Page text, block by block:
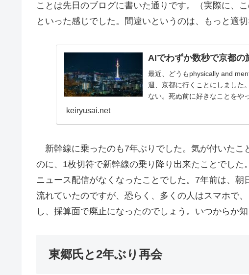
ことは先日のブログに書いた通りです。（実際に、
といった感じでした。間違いというのは、もっと適
AIでわずか数秒で京都の
最近、どうもphysically and
週、京都に行くことにしました
ない。死ぬ前に好きなことをや
keiryusai.net
新幹線に乗ったのも7年ぶりでした。気が付いたこ
のに、1枚切符で新幹線の乗り降り出来たことでし
ニュース配信がなくなったことでした。7年前は、
流れていたのですが、恐らく、多くの人はスマホで
し、採算面で廃止になったのでしょう。いつからか
東郷氏と2年ぶり再会